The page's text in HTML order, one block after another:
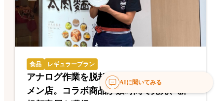
食品 レギュラープラン
アナログ作業を脱却した創業70年のラー
メン店。コラボ商品が数時間で完売、新
AIに聞いてみる